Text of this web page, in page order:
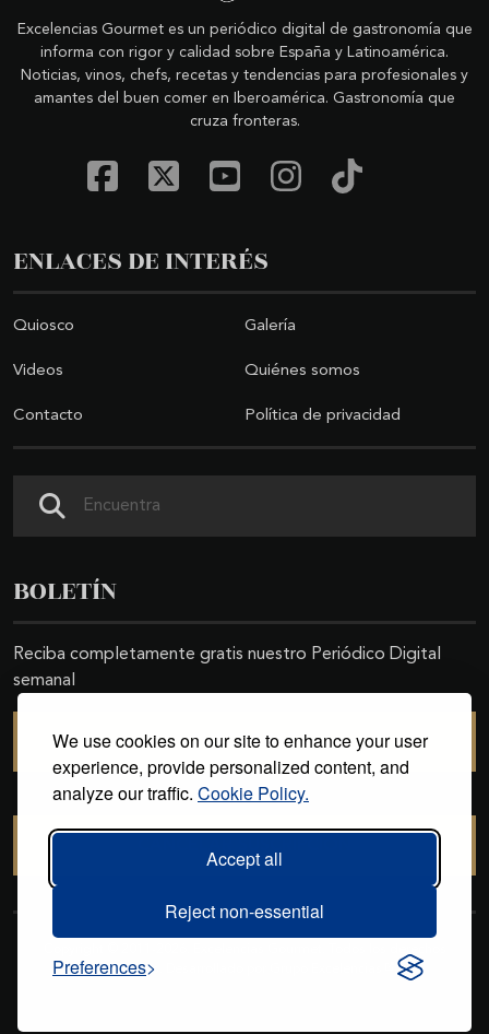
We use cookies on our site to enhance your user
experience, provide personalized content, and
analyze our traffic. Cookie Policy.
Accept all
Reject non-essential
Preferences
Excelencias Gourmet es un periódico digital de gastronomía que
informa con rigor y calidad sobre España y Latinoamérica.
Noticias, vinos, chefs, recetas y tendencias para profesionales y
amantes del buen comer en Iberoamérica. Gastronomía que
cruza fronteras.
ENLACES DE INTERÉS
Quiosco Galería
Videos Quiénes somos
Contacto Política de privacidad
BOLETÍN
Reciba completamente gratis nuestro Periódico Digital
semanal
SUSCRIBIRSE
reservados. Desarrollado por
.